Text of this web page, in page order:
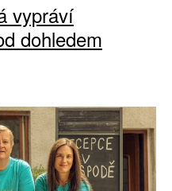
vypráví
dohledem